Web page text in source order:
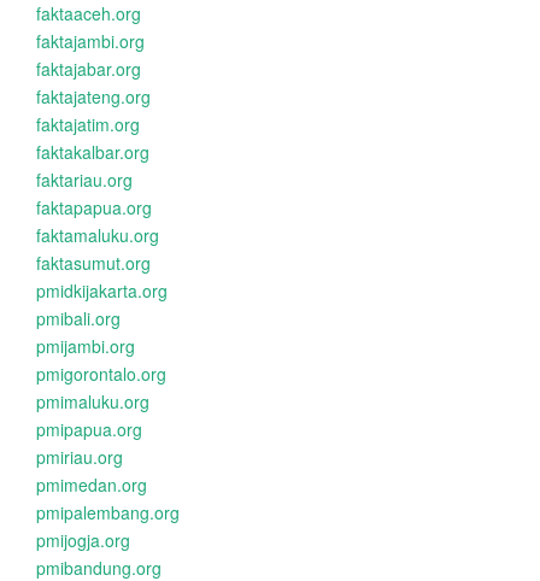
faktaaceh.org
faktajambi.org
faktajabar.org
faktajateng.org
faktajatim.org
faktakalbar.org
faktariau.org
faktapapua.org
faktamaluku.org
faktasumut.org
pmidkijakarta.org
pmibali.org
pmijambi.org
pmigorontalo.org
pmimaluku.org
pmipapua.org
pmiriau.org
pmimedan.org
pmipalembang.org
pmijogja.org
pmibandung.org